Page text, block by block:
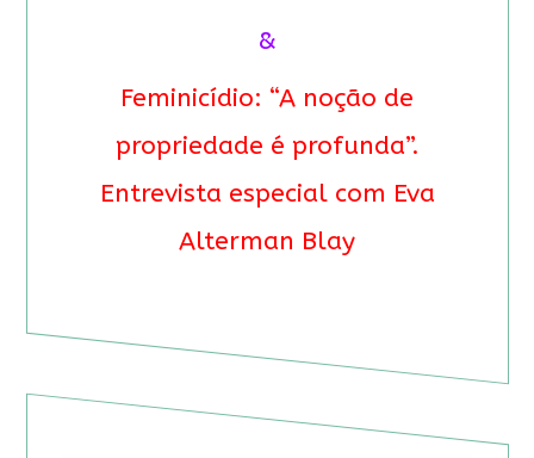
&
Feminicídio: “A noção de
propriedade é profunda”.
Entrevista especial com Eva
Alterman Blay